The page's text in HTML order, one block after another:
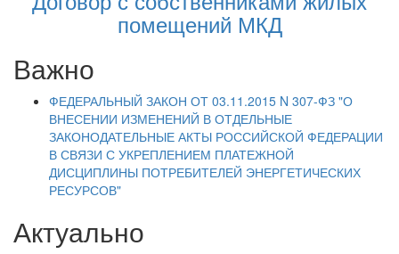
помещений МКД
Важно
ФЕДЕРАЛЬНЫЙ ЗАКОН ОТ 03.11.2015 N 307-ФЗ "О
ВНЕСЕНИИ ИЗМЕНЕНИЙ В ОТДЕЛЬНЫЕ
ЗАКОНОДАТЕЛЬНЫЕ АКТЫ РОССИЙСКОЙ ФЕДЕРАЦИИ
В СВЯЗИ С УКРЕПЛЕНИЕМ ПЛАТЕЖНОЙ
ДИСЦИПЛИНЫ ПОТРЕБИТЕЛЕЙ ЭНЕРГЕТИЧЕСКИХ
РЕСУРСОВ"
Актуально